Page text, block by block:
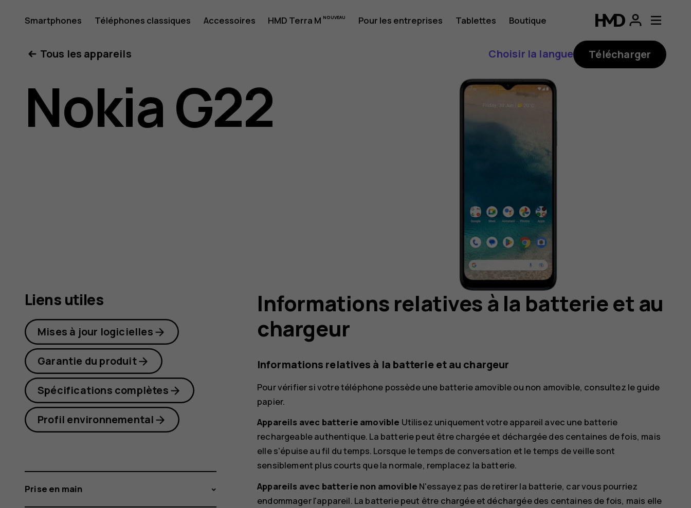
Guide
de
l'utilisateur
Smartphones Téléphones classiques Accessoires HMD Terra M Pour les entreprises Tablettes Boutique
Tous les appareils
Choisir la langue Télécharger
Nokia G22
Informations relatives à la batterie et au
chargeur
Informations relatives à la batterie et au chargeur
Pour vérifier si votre téléphone possède une batterie amovible ou non amovible, consultez le guide
papier.
Appareils avec batterie amovible Utilisez uniquement votre appareil avec une batterie
rechargeable authentique. La batterie peut être chargée et déchargée des centaines de fois, mais
elle s'épuise au fil du temps. Lorsque le temps de conversation et le temps de veille sont
sensiblement plus courts que la normale, remplacez la batterie.
Appareils avec batterie non amovible N'essayez pas de retirer la batterie, car vous pourriez
endommager l'appareil. La batterie peut être chargée et déchargée des centaines de fois, mais elle
Liens utiles
Mises à jour logicielles
Garantie du produit
Spécifications complètes
Profil environnemental
Prise en main